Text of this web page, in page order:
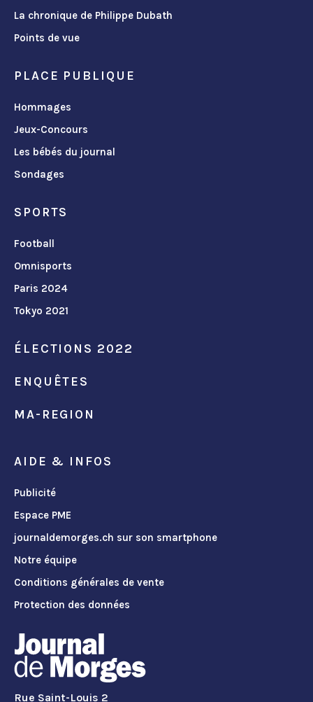
La chronique de Philippe Dubath
Points de vue
PLACE PUBLIQUE
Hommages
Jeux-Concours
Les bébés du journal
Sondages
SPORTS
Football
Omnisports
Paris 2024
Tokyo 2021
ÉLECTIONS 2022
ENQUÊTES
MA-REGION
AIDE & INFOS
Publicité
Espace PME
journaldemorges.ch sur son smartphone
Notre équipe
Conditions générales de vente
Protection des données
Rue Saint-Louis 2